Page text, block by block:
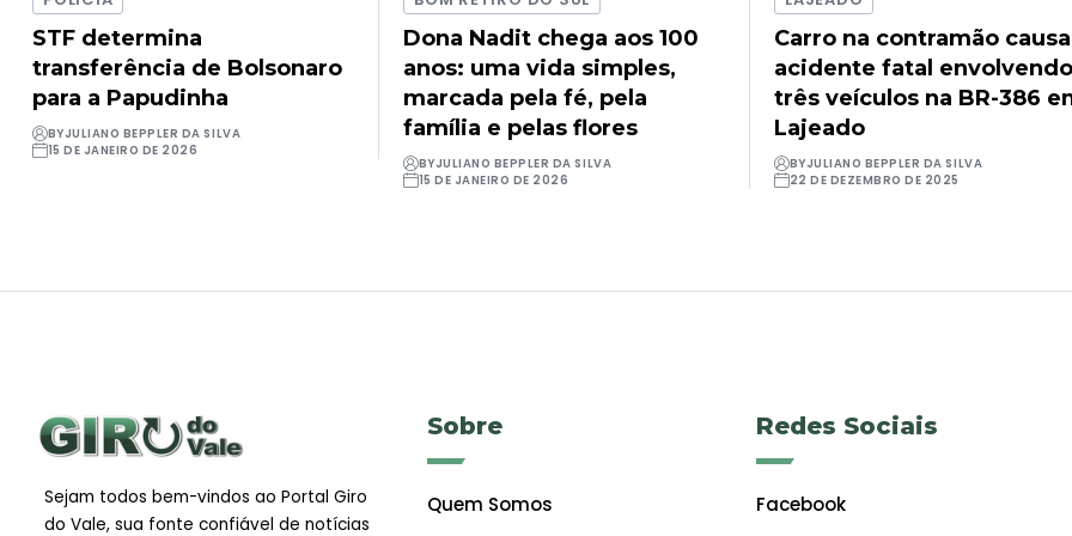
STF determina
transferência de Bolsonaro
para a Papudinha
BYJULIANO BEPPLER DA SILVA
15 DE JANEIRO DE 2026
Dona Nadit chega aos 100
anos: uma vida simples,
marcada pela fé, pela
família e pelas flores
BYJULIANO BEPPLER DA SILVA
15 DE JANEIRO DE 2026
Carro na contramão causa
acidente fatal
três veículos na BR-386
Lajeado
BYJULIANO BEPPLER DA SILVA
22 DE DEZEMBRO DE 2025
Sejam todos bem-vindos ao Portal Giro
do Vale, sua fonte confiável de notícias
Sobre
Quem Somos
Redes Sociais
Facebook